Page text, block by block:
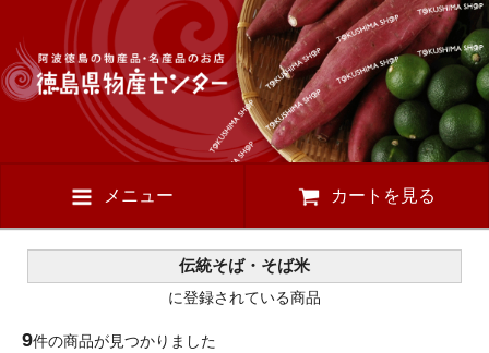
メニュー カートを見る
伝統そば・そば米
に登録されている商品
9件の商品が見つかりました